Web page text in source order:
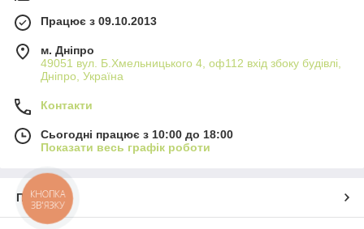
Працює з 09.10.2013
м. Дніпро
49051 вул. Б.Хмельницького 4, оф112 вхід збоку будівлі,
Дніпро, Україна
Контакти
Сьогодні працює з 10:00 до 18:00
Показати весь графік роботи
Про нас
КНОПКА
ЗВ'ЯЗКУ